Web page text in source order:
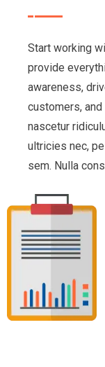
Start working
provide
awareness,
customers,
nascetur
ultricies nec,
sem. Nulla